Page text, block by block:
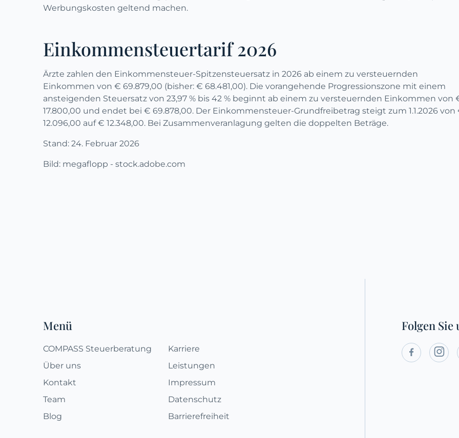
Werbungskosten geltend machen.
Einkommensteuertarif 2026
Ärzte zahlen den Einkommensteuer-Spitzensteuersatz in 2026 ab einem zu versteuernden
Einkommen von € 69.879,00 (bisher: € 68.481,00). Die vorangehende Progressionszone mit einem
ansteigenden Steuersatz von 23,97 % bis 42 % beginnt ab einem zu versteuernden Einkommen von
17.800,00 und endet bei € 69.878,00. Der Einkommensteuer-Grundfreibetrag steigt zum 1.1.2026 von
12.096,00 auf € 12.348,00. Bei Zusammenveranlagung gelten die doppelten Beträge.
Stand: 24. Februar 2026
Bild: megaflopp - stock.adobe.com
Menü
COMPASS Steuerberatung
Über uns
Kontakt
Team
Blog
Karriere
Leistungen
Impressum
Datenschutz
Barrierefreiheit
Folgen Sie
Social
Media
 